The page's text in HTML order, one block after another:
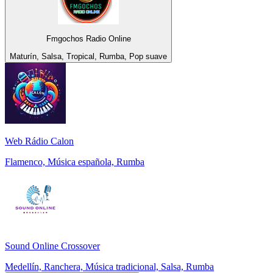
Fmgochos Radio Online
Maturín, Salsa, Tropical, Rumba, Pop suave
Web Rádio Calon
Flamenco, Música española, Rumba
Sound Online Crossover
Medellín, Ranchera, Música tradicional, Salsa, Rumba